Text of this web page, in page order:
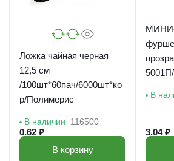
Ложка чайная черная
12,5 см
/100шт*60пач/6000шт*ко
р/Полимерис
В наличии 116500
0.62 ₽
В корзину
В
3.04 ₽